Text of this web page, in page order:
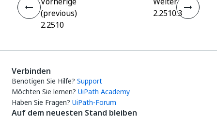
(previous)
2.2510
2.2510.3
Verbinden
Benötigen Sie Hilfe? Support
Möchten Sie lernen? UiPath Academy
Haben Sie Fragen? UiPath-Forum
Auf dem neuesten Stand bleiben